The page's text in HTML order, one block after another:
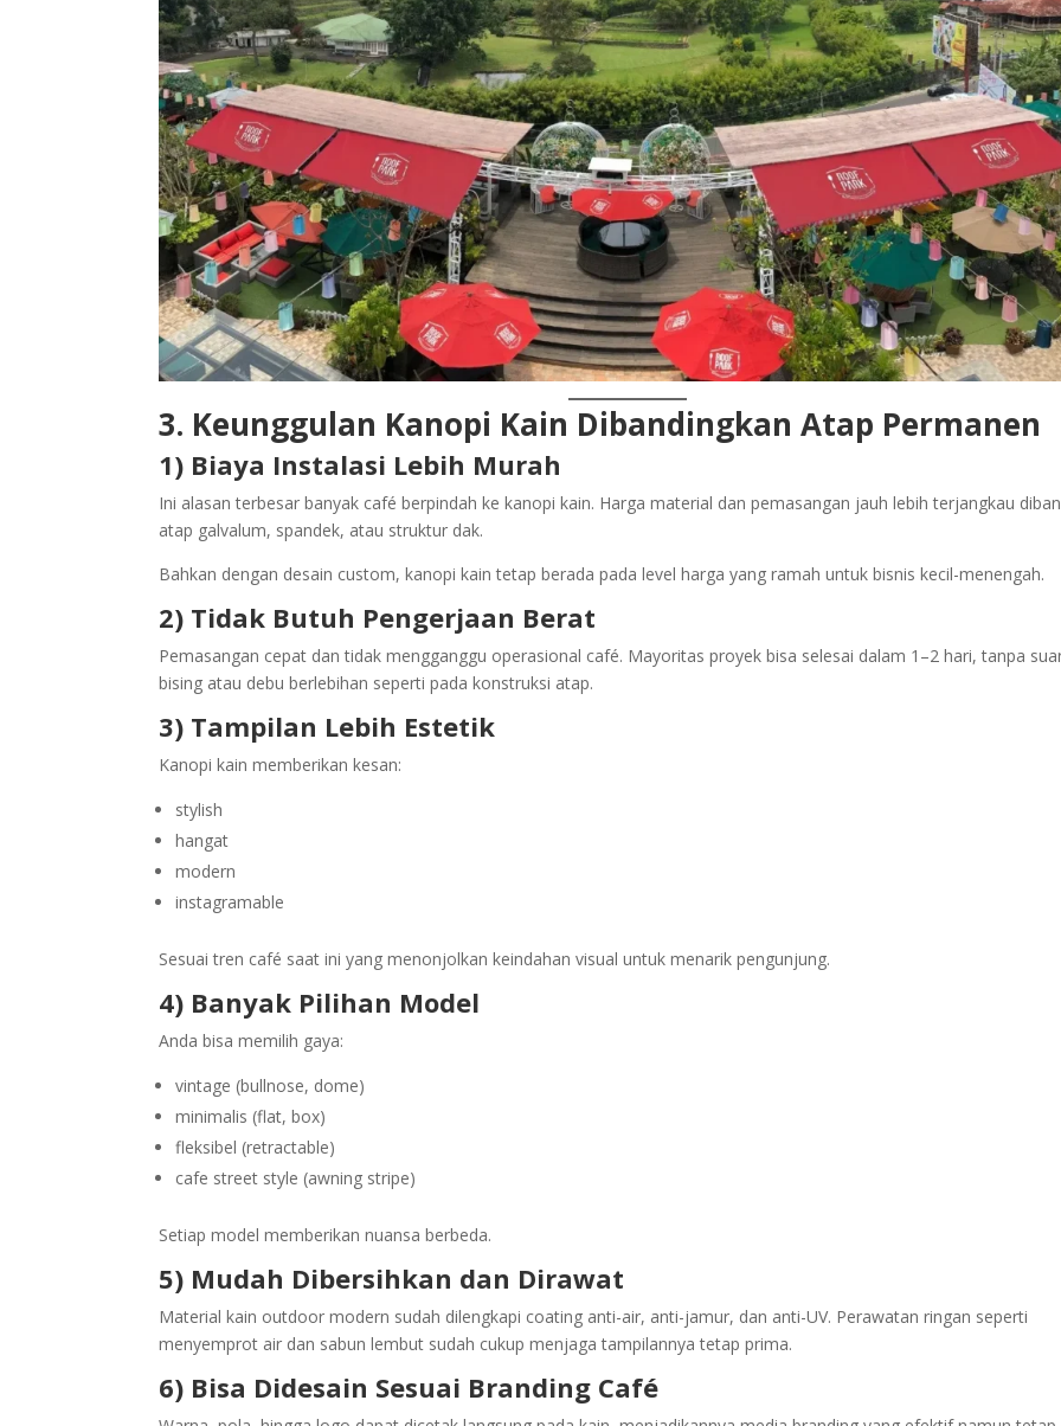
3. Keunggulan Kanopi Kain Dibandingkan Atap Permanen
1) Biaya Instalasi Lebih Murah
Ini alasan terbesar banyak café berpindah ke kanopi kain. Harga material dan pemasangan jauh lebih terjangkau
atap galvalum, spandek, atau struktur dak.
Bahkan dengan desain custom, kanopi kain tetap berada pada level harga yang ramah untuk bisnis kecil-menengah.
2) Tidak Butuh Pengerjaan Berat
Pemasangan cepat dan tidak mengganggu operasional café. Mayoritas proyek bisa selesai dalam 1–2 hari, tanpa
bising atau debu berlebihan seperti pada konstruksi atap.
3) Tampilan Lebih Estetik
Kanopi kain memberikan kesan:
stylish
hangat
modern
instagramable
Sesuai tren café saat ini yang menonjolkan keindahan visual untuk menarik pengunjung.
4) Banyak Pilihan Model
Anda bisa memilih gaya:
vintage (bullnose, dome)
minimalis (flat, box)
fleksibel (retractable)
cafe street style (awning stripe)
Setiap model memberikan nuansa berbeda.
5) Mudah Dibersihkan dan Dirawat
Material kain outdoor modern sudah dilengkapi coating anti-air, anti-jamur, dan anti-UV. Perawatan ringan seperti
menyemprot air dan sabun lembut sudah cukup menjaga tampilannya tetap prima.
6) Bisa Didesain Sesuai Branding Café